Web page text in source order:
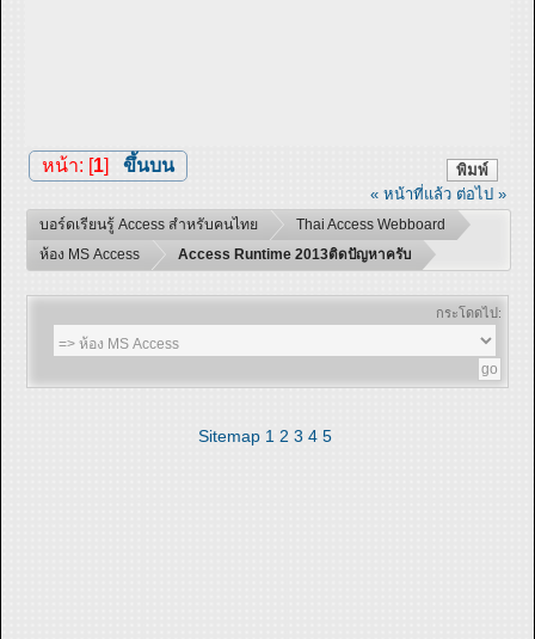
พิมพ์
หน้า: [1] ขึ้นบน
« หน้าที่แล้ว ต่อไป »
บอร์ดเรียนรู้ Access สำหรับคนไทย
Thai Access Webboard
ห้อง MS Access
Access Runtime 2013ติดปัญหาครับ
กระโดดไป:
Sitemap 1 2 3 4 5